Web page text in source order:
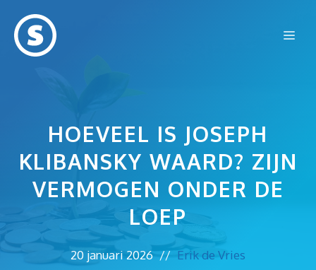
naar
HOEVEEL IS JOSEPH
KLIBANSKY WAARD? ZIJN
VERMOGEN ONDER DE
LOEP
20 januari 2026 // Erik de Vries